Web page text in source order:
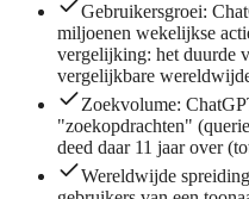
Gebruikersgroei:
miljoenen wekelijkse
vergelijking: het duurde
vergelijkbare
Zoekvolume:
"zoekopdrachten"
deed daar 11 jaar over
Wereldwijde